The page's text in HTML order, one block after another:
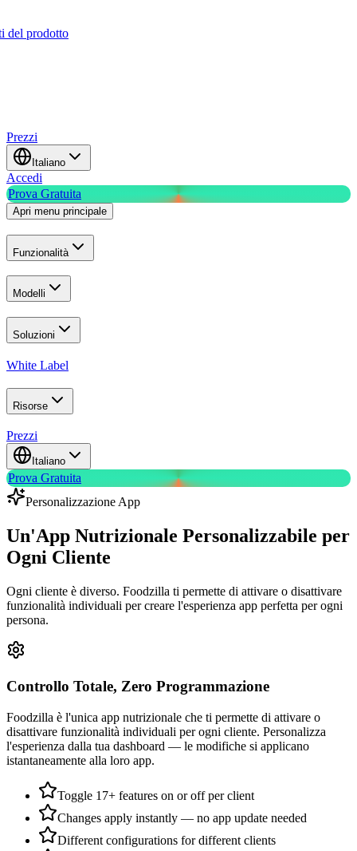
del prodotto
Prezzi
Italiano
Accedi
Prova Gratuita
Apri menu principale
Funzionalità
Modelli
Soluzioni
White Label
Risorse
Prezzi
Italiano
Prova Gratuita
Personalizzazione App
Un'App Nutrizionale Personalizzabile per
Ogni Cliente
Ogni cliente è diverso. Foodzilla ti permette di attivare o disattivare
funzionalità individuali per creare l'esperienza app perfetta per ogni
persona.
Controllo Totale, Zero Programmazione
Foodzilla è l'unica app nutrizionale che ti permette di attivare o
disattivare funzionalità individuali per ogni cliente. Personalizza
l'esperienza dalla tua dashboard — le modifiche si applicano
istantaneamente alla loro app.
Toggle 17+ features on or off per client
Changes apply instantly — no app update needed
Different configurations for different clients